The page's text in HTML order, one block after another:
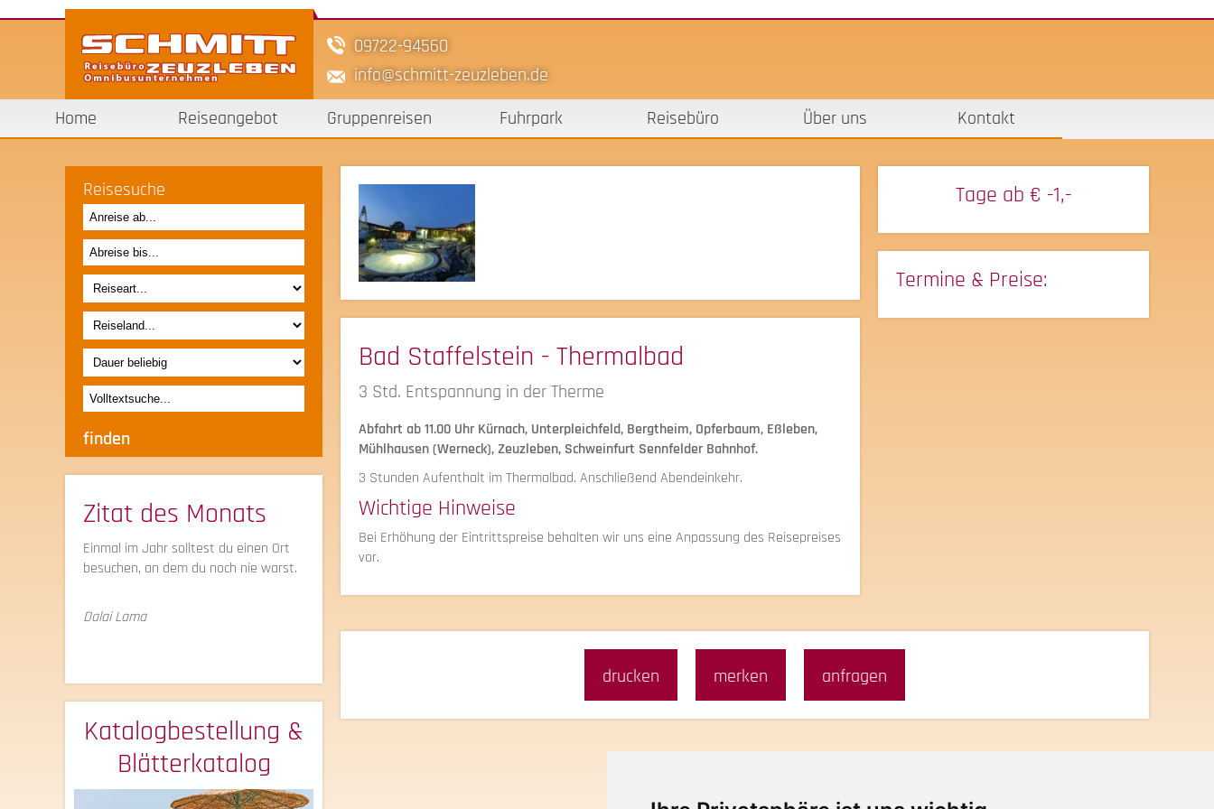
09722-94560
info schmitt-zeuzleben.de
Home
Reiseangebot Gruppenreisen Fuhrpark Reisebüro Über uns Kontakt
Reisesuche
Zitat des Monats
Einmal im Jahr solltest du einen Ort
besuchen, an dem du noch nie warst.
Dalai Lama
Katalogbestellung &
Blätterkatalog
Bad Staffelstein - Thermalbad
3 Std. Entspannung in der Therme
Abfahrt ab 11.00 Uhr Kürnach, Unterpleichfeld, Bergtheim, Opferbaum, Eßleben,
Mühlhausen (Werneck), Zeuzleben, Schweinfurt Sennfelder Bahnhof.
3 Stunden Aufenthalt im Thermalbad. Anschließend Abendeinkehr.
Wichtige Hinweise
Bei Erhöhung der Eintrittspreise behalten wir uns eine Anpassung des Reisepreises
vor.
Tage ab € -1,-
Termine & Preise:
drucken merken anfragen